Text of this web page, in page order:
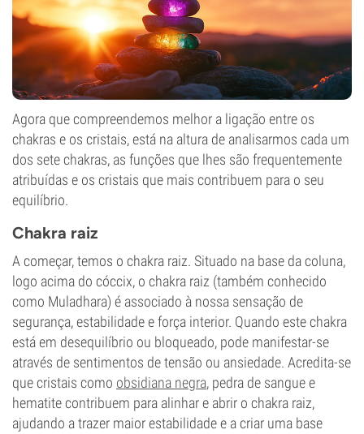
Agora que compreendemos melhor a ligação entre os
chakras e os cristais, está na altura de analisarmos cada um
dos sete chakras, as funções que lhes são frequentemente
atribuídas e os cristais que mais contribuem para o seu
equilíbrio.
Chakra raiz
A começar, temos o chakra raiz. Situado na base da coluna,
logo acima do cóccix, o chakra raiz (também conhecido
como Muladhara) é associado à nossa sensação de
segurança, estabilidade e força interior. Quando este chakra
está em desequilíbrio ou bloqueado, pode manifestar-se
através de sentimentos de tensão ou ansiedade. Acredita-se
que cristais como obsidiana negra, pedra de sangue e
hematite contribuem para alinhar e abrir o chakra raiz,
ajudando a trazer maior estabilidade e a criar uma base